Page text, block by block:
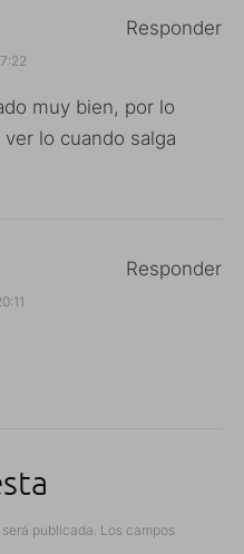
muy bien, por lo
lo cuando salga
Responder
Responder
publicada. Los campos